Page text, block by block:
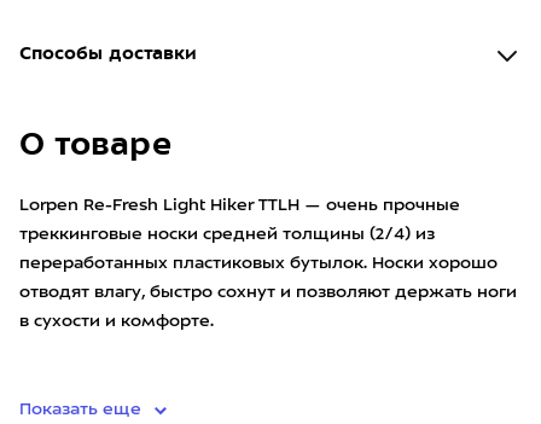
Способы доставки
О товаре
Lorpen Re-Fresh Light Hiker TTLH — очень прочные
треккинговые носки средней толщины (2/4) из
переработанных пластиковых бутылок. Носки хорошо
отводят влагу, быстро сохнут и позволяют держать ноги
в сухости и комфорте.
Показать еще